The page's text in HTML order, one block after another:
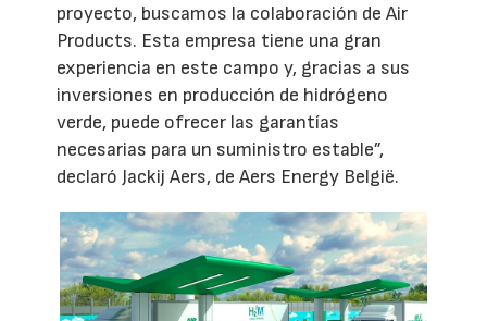
proyecto, buscamos la colaboración de Air
Products. Esta empresa tiene una gran
experiencia en este campo y, gracias a sus
inversiones en producción de hidrógeno
verde, puede ofrecer las garantías
necesarias para un suministro estable”,
declaró Jackij Aers, de Aers Energy België.